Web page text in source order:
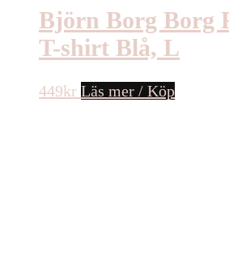
Björn Borg Borg
T-shirt Blå, L
449kr Läs mer / Köp